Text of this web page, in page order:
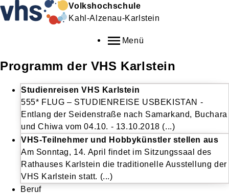
Volkshochschule
Kahl-Alzenau-Karlstein
Menü
Programm der VHS Karlstein
Studienreisen VHS Karlstein
555* FLUG – STUDIENREISE USBEKISTAN -
Entlang der Seidenstraße nach Samarkand, Buchara
und Chiwa vom 04.10. - 13.10.2018 (...)
VHS-Teilnehmer und Hobbykünstler stellen aus
Am Sonntag, 14. April findet im Sitzungssaal des
Rathauses Karlstein die traditionelle Ausstellung der
VHS Karlstein statt. (...)
Beruf